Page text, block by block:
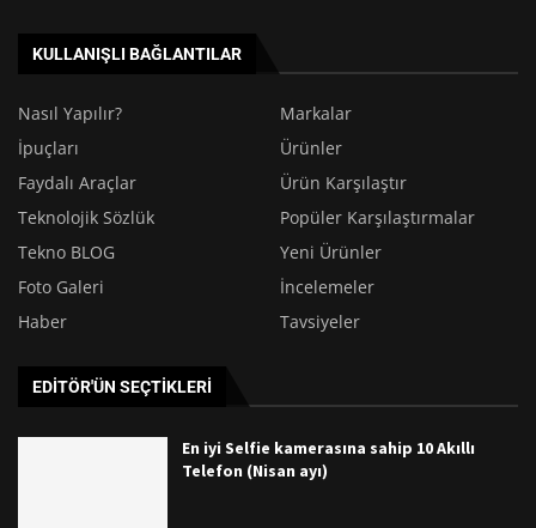
KULLANIŞLI BAĞLANTILAR
Nasıl Yapılır?
Markalar
İpuçları
Ürünler
Faydalı Araçlar
Ürün Karşılaştır
Teknolojik Sözlük
Popüler Karşılaştırmalar
Tekno BLOG
Yeni Ürünler
Foto Galeri
İncelemeler
Haber
Tavsiyeler
EDITÖR'ÜN SEÇTIKLERI
En iyi Selfie kamerasına sahip 10 Akıllı
Telefon (Nisan ayı)